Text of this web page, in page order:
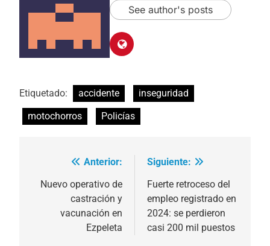
See author's posts
Etiquetado: accidente
inseguridad
motochorros
Policías
Navegación
de
entradas
Anterior:
Nuevo operativo de
castración y
vacunación en
Ezpeleta
Siguiente:
Fuerte retroceso del
empleo registrado en
2024: se perdieron
casi 200 mil puestos